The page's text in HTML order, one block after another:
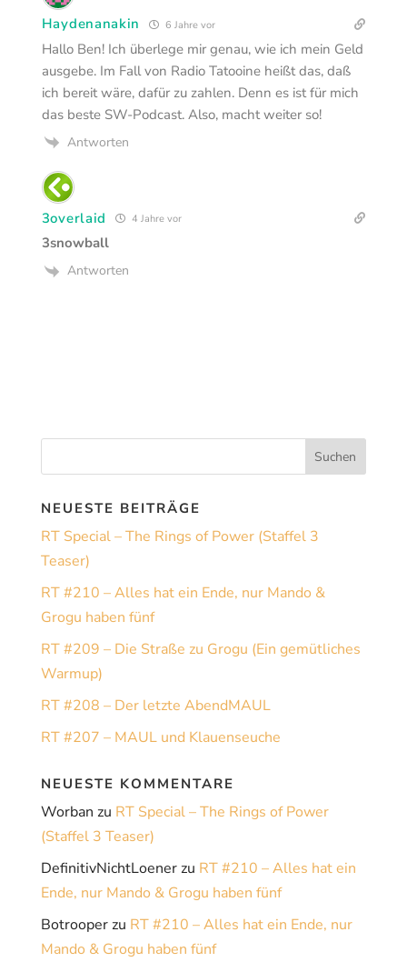
Haydenanakin 6 Jahre vor
Hallo Ben! Ich überlege mir genau, wie ich mein Geld
ausgebe. Im Fall von Radio Tatooine heißt das, daß
ich bereit wäre, dafür zu zahlen. Denn es ist für mich
das beste SW-Podcast. Also, macht weiter so!
Antworten
3overlaid 4 Jahre vor
3snowball
Antworten
NEUESTE BEITRÄGE
RT Special – The Rings of Power (Staffel 3
Teaser)
RT #210 – Alles hat ein Ende, nur Mando &
Grogu haben fünf
RT #209 – Die Straße zu Grogu (Ein gemütliches
Warmup)
RT #208 – Der letzte AbendMAUL
RT #207 – MAUL und Klauenseuche
NEUESTE KOMMENTARE
Worban zu RT Special – The Rings of Power
(Staffel 3 Teaser)
DefinitivNichtLoenerzu RT #210 – Alles hat ein
Ende, nur Mando & Grogu haben fünf
Botrooperzu RT #210 – Alles hat ein Ende, nur
Mando & Grogu haben fünf